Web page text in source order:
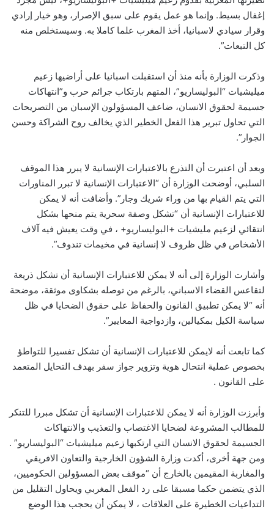
إغفال بسيط. وإنما هو عمل يقوم على سبق الإصرار، وهو خيار إرادي
وقرار سيادي لاسبانيا، أخذ المغرب علما كاملا به. وسيستخلص منه
كل التبعات”.
وذكرت الوزارة بأنه منذ أن استقبلت اسبانيا على أراضيها زعيم
ميليشيات “البوليساريو”، المتهم بارتكاب جرائم حرب و”انتهاكات
جسيمة لحقوق الانسان، ضاعف المسؤولون الإسبان من التصريحات
التي تحاول تبرير هذا الفعل الخطير الذي يخالف روح الشراكة وحسن
الجوار”.
وبعد أن اعتبرت أن التذرع بالاعتبارات الإنسانية لا يبرر هذا الموقف
السلبي، أوضحت الوزارة أن “الاعتبارات الإنسانية لا تبرر المناورات
التي يتم القيام بها من وراء شريك وجار”. وأضافت أنه لا يمكن
للاعتبارات الإنسانية أن “تشكل وصفة سحرية يتم منحها بشكل
انتقائي لزعيم مليشيات +البوليساريو+ ، في وقت يعيش فيه آلاف
الأشخاص في ظل ظروف لا إنسانية في مخيمات تندوف”.
وأشارت الوزارة إلى أنه لا يمكن للاعتبارات الإنسانية أن تشكل ذريعة
لتقاعس القضاء الاسباني، بالرغم من توصله بشكاوى موثقة، موضحة
أنه “لا يمكن تطبيق القانون والحفاظ على حقوق الضحايا في ظل
سياسة الكيل بمكيالين، وازدواجية المعايير”.
كما تابعت أنه لايمكن للاعتبارات الإنسانية أن تشكل تفسيرا للتواطؤ
بخصوص عملية انتحال هوية وتزوير جواز سفر بهدف التحايل المتعمد
على القانون .
وأبرزت الوزارة أنه لا يمكن للاعتبارات الإنسانية أن تشكل مبررا للتنكر
للمطالب المشروعة لضحايا الاغتصاب والتعذيب والانتهاكات
الجسيمة لحقوق الانسان التي ارتكبها زعيم ميليشيات “البوليساريو” .
ومن جهة أخرى، أكدت وزارة الشؤون الخارجية والتعاون الافريقي
والمغاربة المقيمين بالخارج أن “موقف بعض المسؤولين الحكوميين،
الذي يتضمن حكما مسبقا على رد الفعل المغربي ويحاول التقليل من
التداعيات الخطيرة على العلاقات ، لا يمكن أن يحجب هذا الوضع